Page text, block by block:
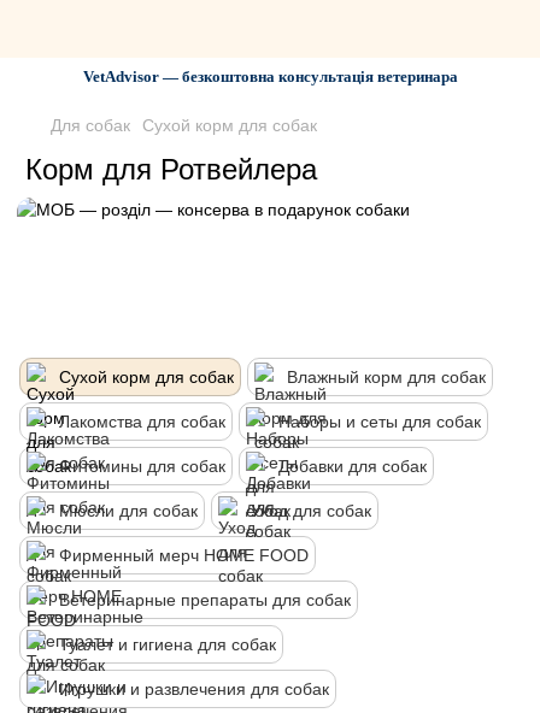
VetAdvisor — безкоштовна консультація ветеринара
Для собак Сухой корм для собак
Корм для Ротвейлера
Сухой корм для собак Влажный корм для собак
Лакомства для собак Наборы и сеты для собак
Фитомины для собак Добавки для собак
Мюсли для собак Уход для собак
Фирменный мерч HOME FOOD
Ветеринарные препараты для собак
Туалет и гигиена для собак
Игрушки и развлечения для собак